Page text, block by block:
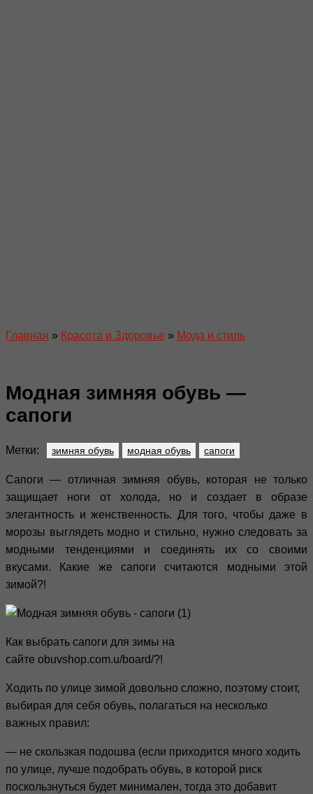
Главная » Красота и Здоровье » Мода и стиль
Модная зимняя обувь —
сапоги
Метки: зимняя обувь модная обувь сапоги
Сапоги — отличная зимняя обувь, которая не только
защищает ноги от холода, но и создает в образе
элегантность и женственность. Для того, чтобы даже в
морозы выглядеть модно и стильно, нужно следовать за
модными тенденциями и соединять их со своими
вкусами. Какие же сапоги считаются модными этой
зимой?!
Как выбрать сапоги для зимы на
сайте obuvshop.com.u/board/?!
Ходить по улице зимой довольно сложно, поэтому стоит,
выбирая для себя обувь, полагаться на несколько
важных правил:
— не скользкая подошва (если приходится много ходить
по улице, лучше подобрать обувь, в которой риск
поскользнуться будет минимален, тогда это добавит